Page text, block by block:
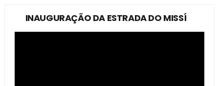
INAUGURAÇÃO DA ESTRADA DO MISSÍ